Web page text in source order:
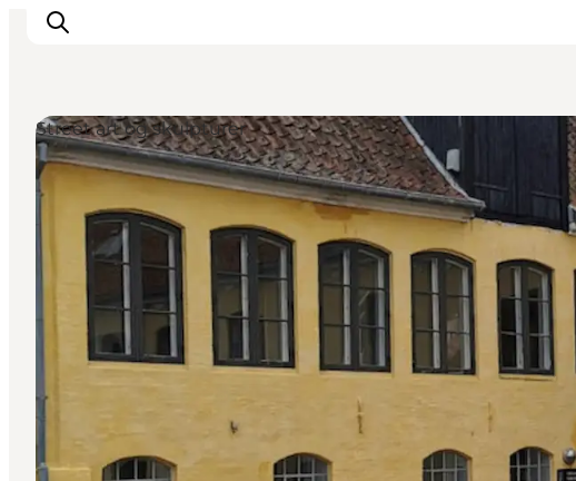
Overnatning
Spisesteder
Oplevelser
Øhop
Outdoor
Det sker
Street art og skulpturer